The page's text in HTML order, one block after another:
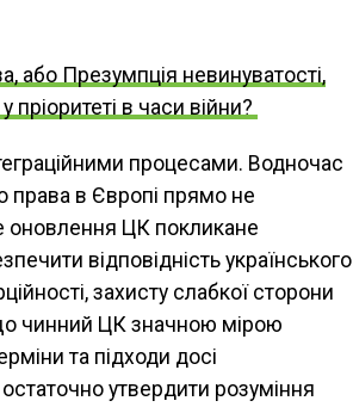
або Презумпція невинуватості,
в часи війни?
процесами. Водночас
права в Європі прямо не
оновлення ЦК покликане
відповідність українського
захисту слабкої сторони
чинний ЦК значною мірою
та підходи досі
утвердити розуміння